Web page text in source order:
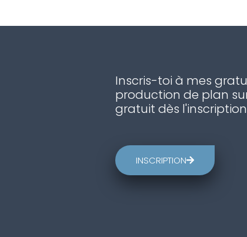
Inscris-toi à mes
production de plan
gratuit dès
INSCRIPTION